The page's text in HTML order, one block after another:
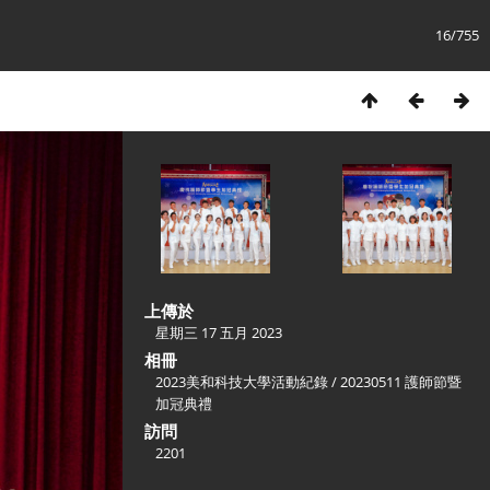
16/755
上傳於
星期三 17 五月 2023
相冊
2023美和科技大學活動紀錄/20230511 護師節暨
加冠典禮
訪問
2201